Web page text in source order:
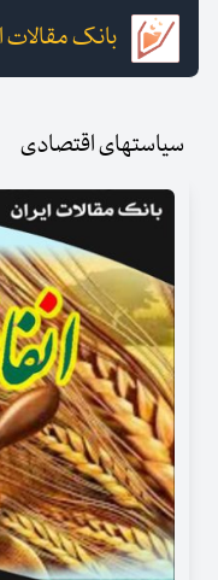
بانک مقالات
سیاستهای اقتصادی